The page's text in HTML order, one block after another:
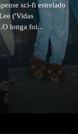
sci-fi estrelado
('Vidas
longa foi...